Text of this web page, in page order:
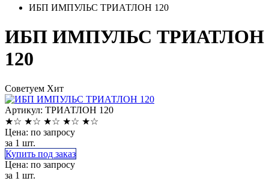
ИБП ИМПУЛЬС ТРИАТЛОН 120
ИБП ИМПУЛЬС ТРИАТЛОН
120
Советуем Хит
Артикул: ТРИАТЛОН 120
★☆ ★☆ ★☆ ★☆ ★☆
Цена: по запросу
за 1 шт.
Купить под заказ
Цена: по запросу
за 1 шт.